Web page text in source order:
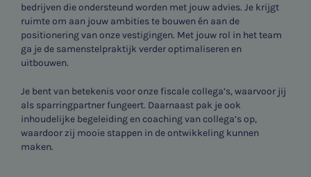
bedrijven die ondersteund worden met jouw advies. Je krijgt
ruimte om aan jouw ambities te bouwen én aan de
positionering van onze vestigingen. Met jouw rol in het team
ga je de samenstelpraktijk verder optimaliseren en
uitbouwen.
Je bent van betekenis voor onze fiscale collega’s, waarvoor jij
als sparringpartner fungeert. Daarnaast pak je ook
inhoudelijke begeleiding en coaching van collega’s op,
waardoor zij mooie stappen in de ontwikkeling kunnen
maken.